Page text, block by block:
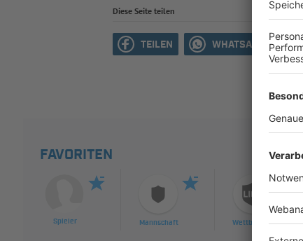
Diese Seite teilen
TEILEN WHATSAPP
FAVORITEN
Spieler Mannschaft Wettbewerb